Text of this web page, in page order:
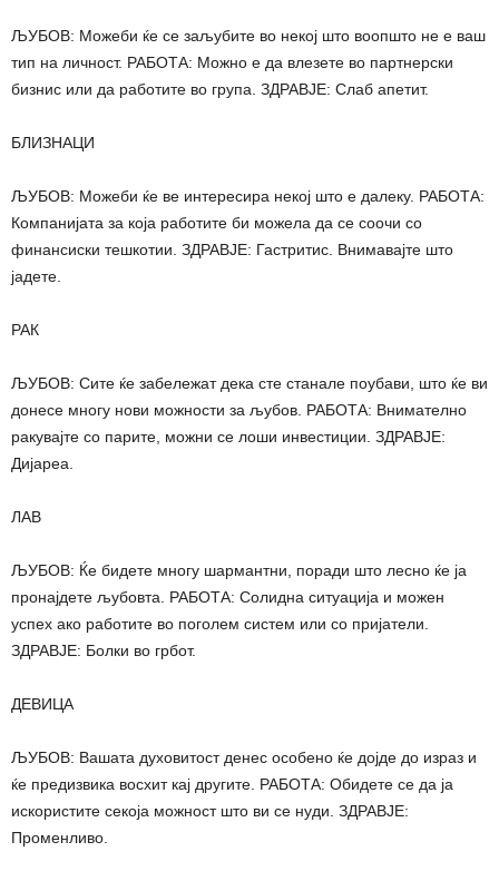
ЉУБОВ: Можеби ќе се заљубите во некој што воопшто не е ваш
тип на личност. РАБОТА: Можно е да влезете во партнерски
бизнис или да работите во група. ЗДРАВЈЕ: Слаб апетит.
БЛИЗНАЦИ
ЉУБОВ: Можеби ќе ве интересира некој што е далеку. РАБОТА:
Компанијата за која работите би можела да се соочи со
финансиски тешкотии. ЗДРАВЈЕ: Гастритис. Внимавајте што
јадете.
РАК
ЉУБОВ: Сите ќе забележат дека сте станале поубави, што ќе ви
донесе многу нови можности за љубов. РАБОТА: Внимателно
ракувајте со парите, можни се лоши инвестиции. ЗДРАВЈЕ:
Дијареа.
ЛАВ
ЉУБОВ: Ќе бидете многу шармантни, поради што лесно ќе ја
пронајдете љубовта. РАБОТА: Солидна ситуација и можен
успех ако работите во поголем систем или со пријатели.
ЗДРАВЈЕ: Болки во грбот.
ДЕВИЦА
ЉУБОВ: Вашата духовитост денес особено ќе дојде до израз и
ќе предизвика восхит кај другите. РАБОТА: Обидете се да ја
искористите секоја можност што ви се нуди. ЗДРАВЈЕ:
Променливо.